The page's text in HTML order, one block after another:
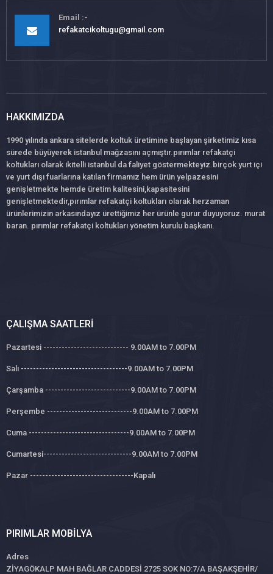
Email
refakatcikoltugu@gmail.com
HAKKIMIZDA
1990 yılında ankara sitelerde koltuk üretimine başlayan şirketimiz kısa
sürede büyüyerek istanbul mağzasını açmıştır.pırımlar refakatçi
koltukları olarak ikitelli istanbul da faliyet göstermekteyiz.birçok yurt içi
ve yurt dışı fuarlarına katılan firmamız hem ürün yelpazesini
genişletmekte hemde üretim kalitesini,kapasitesini
genişletmektedir,pırımlar refakatçi koltukları olarak herzaman
ürünlerimizin arkasındayız ürettiğimiz her ürünle gurur duyuyoruz. murat
baran. pırımlar refakatçi koltukları yönetim kurulu başkanı.
ÇALIŞMA SAATLERI
Pazartesi ---------------------------- 9.00AM to 7.00PM
Salı -----------------------------------9.00AM to 7.00PM
Çarşamba ----------------------------9.00AM to 7.00PM
Perşembe ----------------------------9.00AM to 7.00PM
Cuma ---------------------------------9.00AM to 7.00PM
Cumartesi-----------------------------9.00AM to 7.00PM
Pazar ----------------------------------Kapalı
PIRIMLAR MOBILYA
Adres
ZİYAGÖKALP MAH BAĞLAR CADDESİ 2725 SOK NO:7/A BAŞAKŞEHİR/